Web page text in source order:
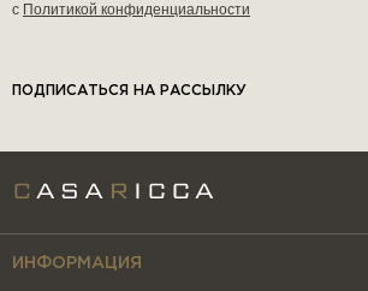
с Политикой конфиденциальности
ПОДПИСАТЬСЯ НА РАССЫЛКУ
ИНФОРМАЦИЯ